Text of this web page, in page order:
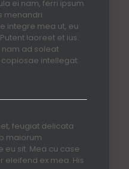
ei nam, ferri ipsum
menandri
integre mea ut, eu
laoreet et ius.
nam ad soleat
copiosae intellegat
feugiat delicata
maiorum
sit. Mea cu case
eleifend ex mea. His